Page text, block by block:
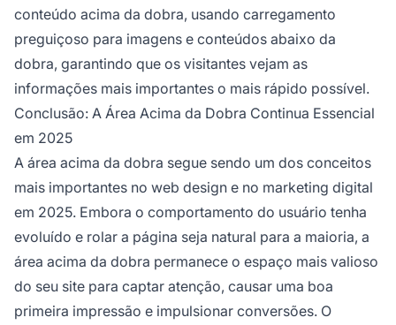
conteúdo acima da dobra, usando carregamento
preguiçoso para imagens e conteúdos abaixo da
dobra, garantindo que os visitantes vejam as
informações mais importantes o mais rápido possível.
Conclusão: A Área Acima da Dobra Continua Essencial
em 2025
A área acima da dobra segue sendo um dos conceitos
mais importantes no web design e no marketing digital
em 2025. Embora o comportamento do usuário tenha
evoluído e rolar a página seja natural para a maioria, a
área acima da dobra permanece o espaço mais valioso
do seu site para captar atenção, causar uma boa
primeira impressão e impulsionar conversões. O